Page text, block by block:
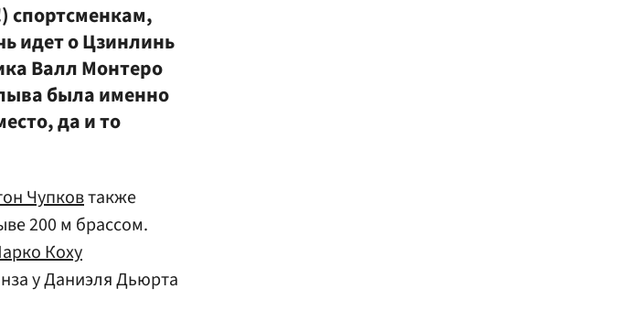
спортсменкам,
идет о Цзинлинь
Валл Монтеро
была именно
да и то
Чупковтакже
200 м брассом.
Коху
у Даниэля Дьюрта